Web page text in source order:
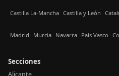
Castilla La-Mancha Castilla y León
Madrid Murcia Navarra País Vasco
Secciones
Alicante